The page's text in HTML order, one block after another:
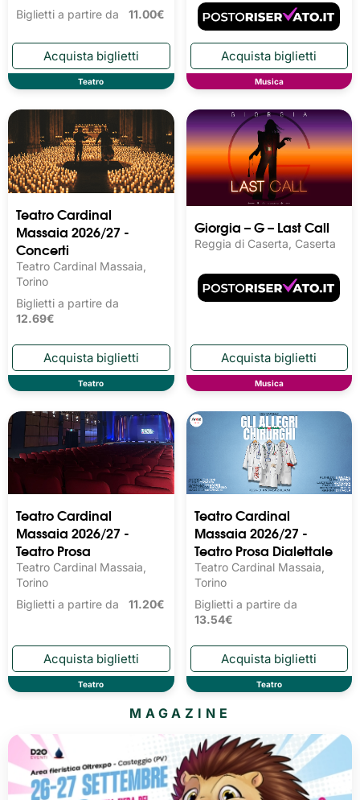
Biglietti a partire da 11.00€
Teatro Musica
Teatro Cardinal
Massaia 2026/27 -
Concerti
Teatro Cardinal Massaia,
Torino
Biglietti a partire da
12.69€
Teatro
Giorgia – G – Last Call
Reggia di Caserta, Caserta
Musica
Teatro Cardinal
Massaia 2026/27 -
Teatro Prosa
Teatro Cardinal Massaia,
Torino
Biglietti a partire da 11.20€
Teatro
Teatro Cardinal
Massaia 2026/27 -
Teatro Prosa Dialettale
Teatro Cardinal Massaia,
Torino
Biglietti a partire da
13.54€
Teatro
MAGAZINE